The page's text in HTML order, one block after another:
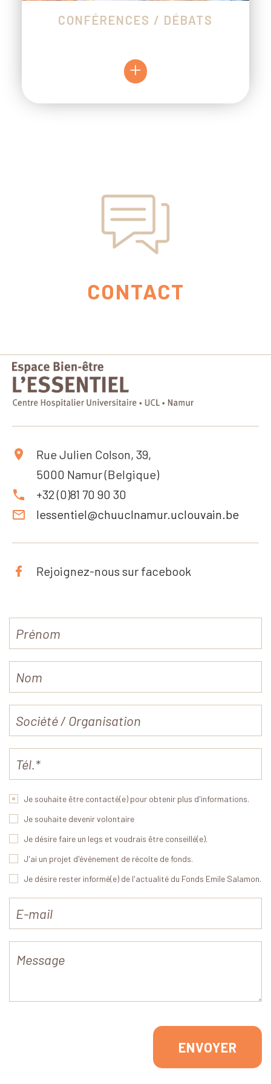
CONFÉRENCES / DÉBATS
+
CONTACT
Rue Julien Colson, 39,
5000 Namur (Belgique)
+32 (0)81 70 90 30
lessentiel@chuuclnamur.uclouvain.be
Rejoignez-nous sur facebook
Je souhaite être contacté(e) pour obtenir plus d'informations.
Je souhaite devenir volontaire
Je désire faire un legs et voudrais être conseillé(e).
J'ai un projet d'événement de récolte de fonds.
Je désire rester informé(e) de l'actualité du Fonds Emile Salamon.